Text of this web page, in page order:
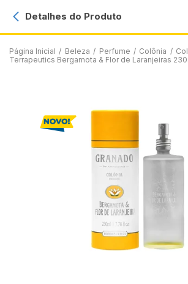
Página Inicial / Beleza / Perfume / Colônia /
Terrapeutics Bergamota & Flor de Laranjeiras
Detalhes do Produto